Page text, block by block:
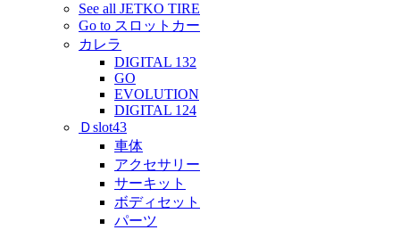
See all JETKO TIRE
Go to スロットカー
カレラ
DIGITAL 132
GO
EVOLUTION
DIGITAL 124
Ｄslot43
車体
アクセサリー
サーキット
ボディセット
パーツ